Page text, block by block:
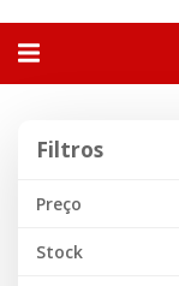
Alternar
Filtros
Preço
Stock